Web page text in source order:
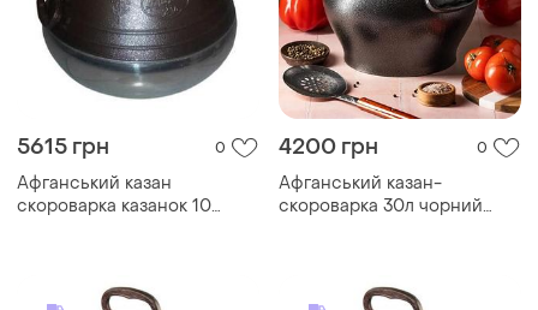
5615 грн 0
Афганський казан
скороварка казанок 10
4200 грн 0
Афганський казан-
скороварка 30л чорний